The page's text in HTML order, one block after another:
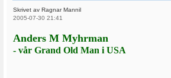
Skrivet av Ragnar Mannil
2005-07-30 21:41
Anders M Myhrman
- vår Grand Old Man i USA